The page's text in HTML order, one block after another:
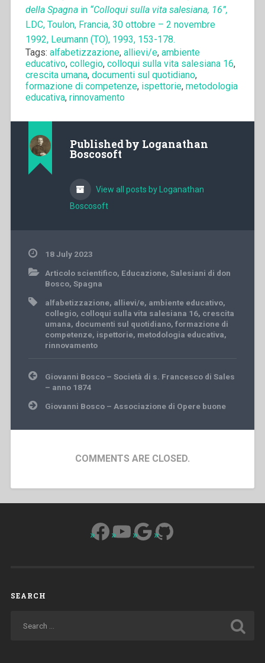
della Spagna in“Colloqui sulla vita salesiana, 16”,
LDC, Toulon, Francia, 30 ottobre – 2 novembre
1992, Leumann (TO), 1993, 153-178.
Tags: alfabetizzazione, allievi/e, ambiente
educativo, collegio, colloqui sulla vita salesiana 16,
crescita umana, documenti sul quotidiano,
formazione di competenze, ispettorie, metodologia
educativa, rinnovamento
Published by Loganathan
Boscosoft
View all posts by Loganathan
Boscosoft
18 July 2023
Articolo scientifico, Educazione, Salesiani di don
Bosco, Spagna
alfabetizzazione, allievi/e, ambiente educativo,
collegio, colloqui sulla vita salesiana 16, crescita
umana, documenti sul quotidiano, formazione di
competenze, ispettorie, metodologia educativa,
rinnovamento
Post
navigation
Giovanni Bosco – Società di s. Francesco di Sales
– anno 1874
Giovanni Bosco – Associazione di Opere buone
COMMENTS ARE CLOSED.
Facebook
YouTube
Google
GitHub
SEARCH